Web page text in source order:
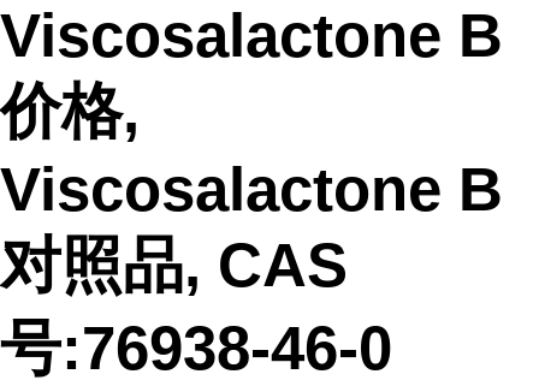
Viscosalactone B
价格,
Viscosalactone B
对照品, CAS
号:76938-46-0